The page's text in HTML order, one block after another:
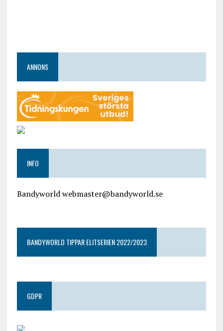
ANNONS
INFO
Bandyworld webmaster@bandyworld.se
BANDYWORLD TIPPAR ELITSERIEN 2022/2023
GDPR